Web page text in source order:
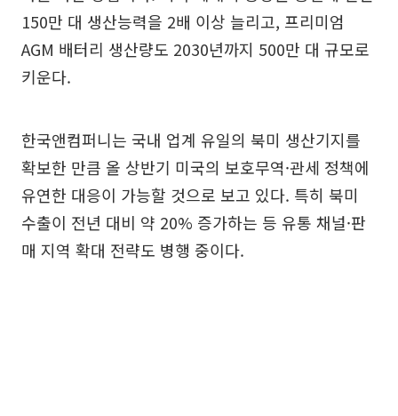
150만 대 생산능력을 2배 이상 늘리고, 프리미엄
AGM 배터리 생산량도 2030년까지 500만 대 규모로
키운다.
한국앤컴퍼니는 국내 업계 유일의 북미 생산기지를
확보한 만큼 올 상반기 미국의 보호무역·관세 정책에
유연한 대응이 가능할 것으로 보고 있다. 특히 북미
수출이 전년 대비 약 20% 증가하는 등 유통 채널·판
매 지역 확대 전략도 병행 중이다.